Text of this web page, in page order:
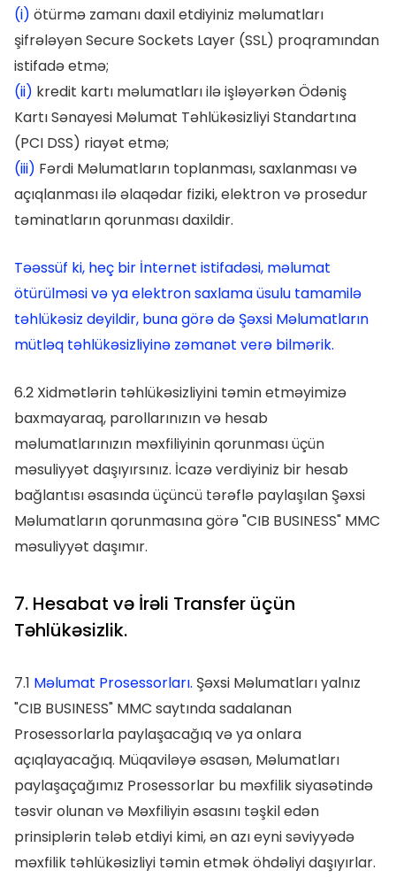
(i) ötürmə zamanı daxil etdiyiniz məlumatları
şifrələyən Secure Sockets Layer (SSL) proqramından
istifadə etmə;
(ii) kredit kartı məlumatları ilə işləyərkən Ödəniş
Kartı Sənayesi Məlumat Təhlükəsizliyi Standartına
(PCI DSS) riayət etmə;
(iii) Fərdi Məlumatların toplanması, saxlanması və
açıqlanması ilə əlaqədar fiziki, elektron və prosedur
təminatların qorunması daxildir.
Təəssüf ki, heç bir İnternet istifadəsi, məlumat
ötürülməsi və ya elektron saxlama üsulu tamamilə
təhlükəsiz deyildir, buna görə də Şəxsi Məlumatların
mütləq təhlükəsizliyinə zəmanət verə bilmərik.
6.2 Xidmətlərin təhlükəsizliyini təmin etməyimizə
baxmayaraq, parollarınızın və hesab
məlumatlarınızın məxfiliyinin qorunması üçün
məsuliyyət daşıyırsınız. İcazə verdiyiniz bir hesab
bağlantısı əsasında üçüncü tərəflə paylaşılan Şəxsi
Məlumatların qorunmasına görə "CIB BUSINESS" MMC
məsuliyyət daşımır.
7. Hesabat və İrəli Transfer üçün
Təhlükəsizlik.
7.1 Məlumat Prosessorları. Şəxsi Məlumatları yalnız
"CIB BUSINESS" MMC saytında sadalanan
Prosessorlarla paylaşacağıq və ya onlara
açıqlayacağıq. Müqaviləyə əsasən, Məlumatları
paylaşaçağımız Prosessorlar bu məxfilik siyasətində
təsvir olunan və Məxfiliyin əsasını təşkil edən
prinsiplərin tələb etdiyi kimi, ən azı eyni səviyyədə
məxfilik təhlükəsizliyi təmin etmək öhdəliyi daşıyırlar.